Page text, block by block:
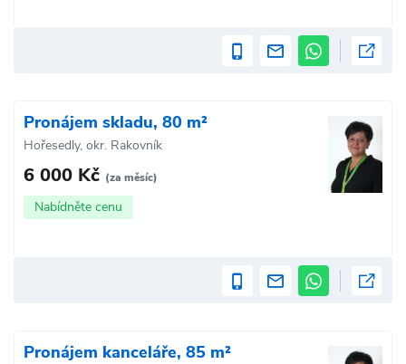
Pronájem skladu, 80 m²
Hořesedly, okr. Rakovník
6 000 Kč (za měsíc)
Nabídněte cenu
Pronájem kanceláře, 85 m²